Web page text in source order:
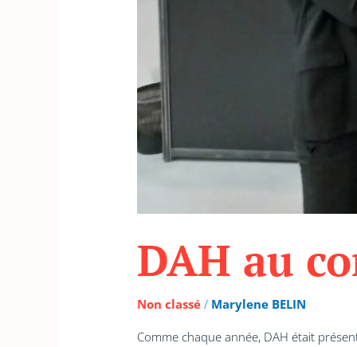
DAH au
Non classé / Marylene BELIN
Comme chaque année, DAH était